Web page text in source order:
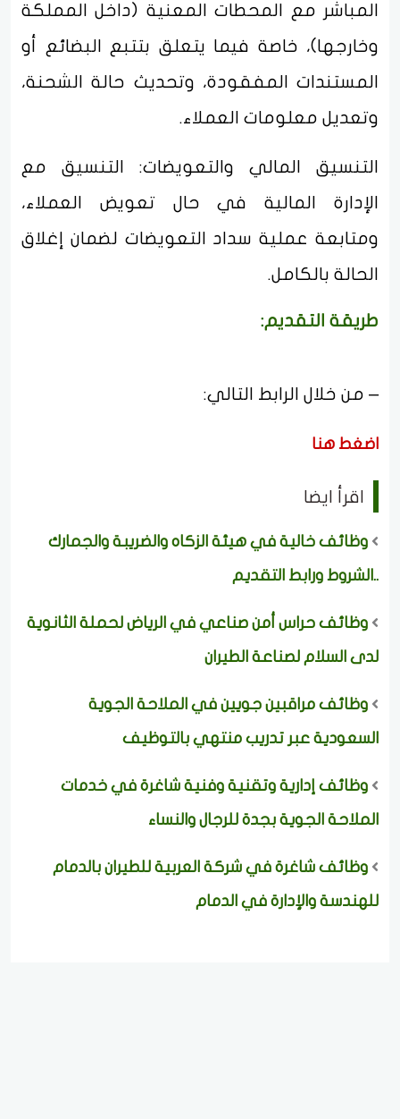
المباشر مع المحطات المعنية (داخل المملكة
وخارجها)، خاصة فيما يتعلق بتتبع البضائع أو
المستندات المفقودة، وتحديث حالة الشحنة،
وتعديل معلومات العملاء.
التنسيق المالي والتعويضات: التنسيق مع
الإدارة المالية في حال تعويض العملاء،
ومتابعة عملية سداد التعويضات لضمان إغلاق
الحالة بالكامل.
طريقة التقديم:
– من خلال الرابط التالي:
اضغط هنا
اقرأ ايضا
وظائف خالية في هيئة الزكاه والضريبة والجمارك
..الشروط ورابط التقديم
وظائف حراس أمن صناعي في الرياض لحملة الثانوية
لدى السلام لصناعة الطيران
وظائف مراقبين جويين في الملاحة الجوية
السعودية عبر تدريب منتهي بالتوظيف
وظائف إدارية وتقنية وفنية شاغرة في خدمات
الملاحة الجوية بجدة للرجال والنساء
وظائف شاغرة في شركة العربية للطيران بالدمام
للهندسة والإدارة في الدمام